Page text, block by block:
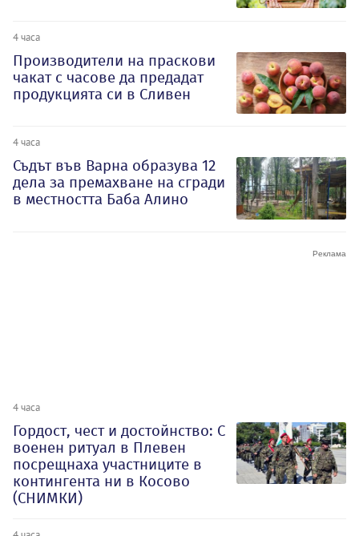
4 часа
Производители на праскови
чакат с часове да предадат
продукцията си в Сливен
4 часа
Съдът във Варна образува 12
дела за премахване на сгради
в местността Баба Алино
4 часа
Гордост, чест и достойнство: С
военен ритуал в Плевен
посрещнаха участниците в
контингента ни в Косово
(СНИМКИ)